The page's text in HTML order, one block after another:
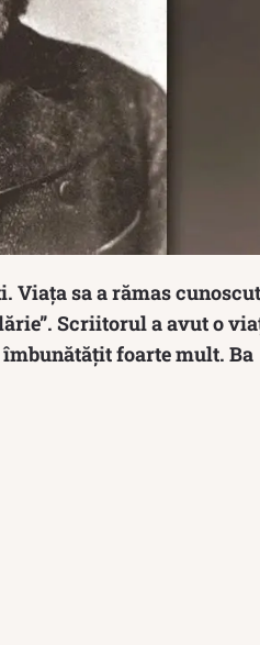
Viața sa a rămas
Scriitorul a avut o
foarte mult. Ba